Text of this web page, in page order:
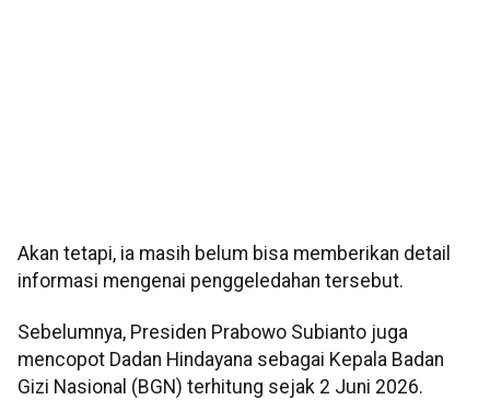
Akan tetapi, ia masih belum bisa memberikan detail
informasi mengenai penggeledahan tersebut.
Sebelumnya, Presiden Prabowo Subianto juga
mencopot Dadan Hindayana sebagai Kepala Badan
Gizi Nasional (BGN) terhitung sejak 2 Juni 2026.